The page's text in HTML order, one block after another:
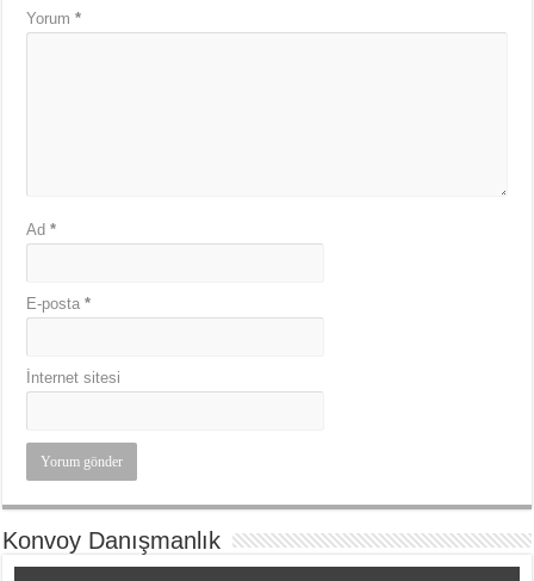
Yorum*
Ad*
E-posta*
İnternet sitesi
Konvoy Danışmanlık